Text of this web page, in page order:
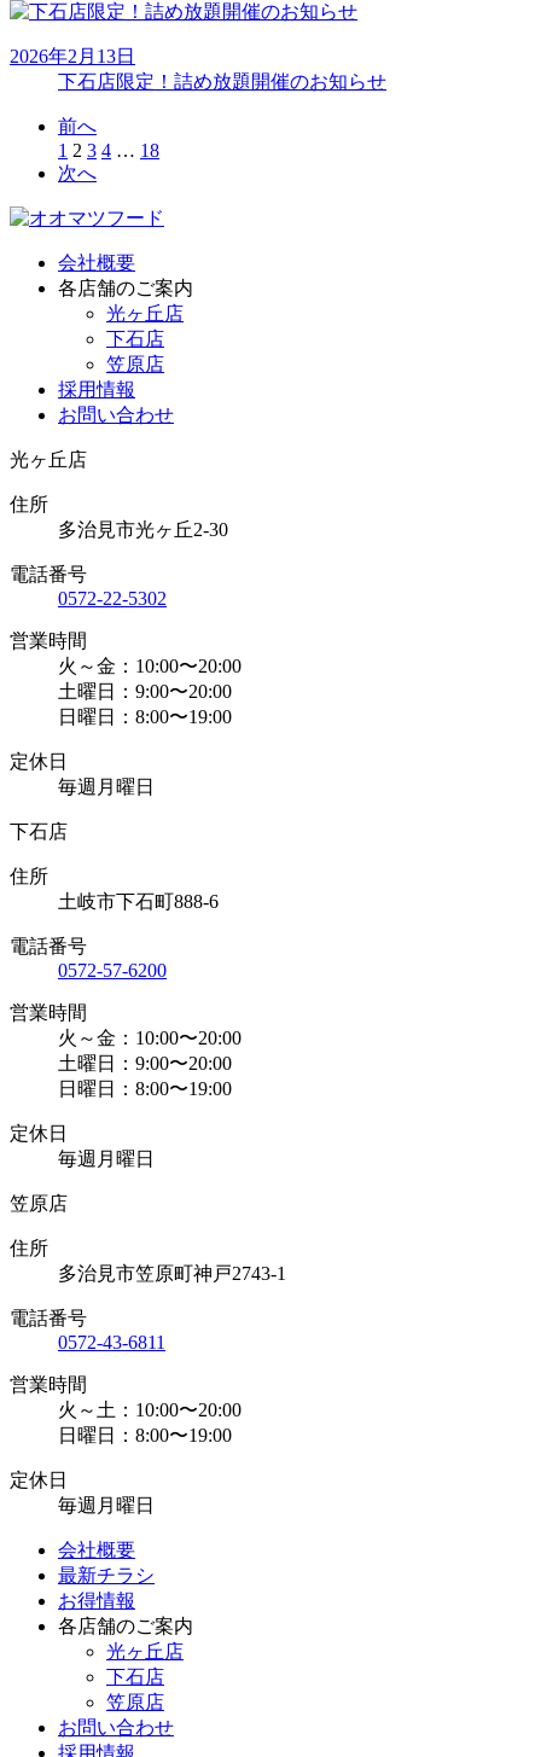
2026年2月13日
下石店限定！詰め放題開催のお知らせ
前へ
1 2 3 4 … 18
次へ
会社概要
各店舗のご案内
光ヶ丘店
下石店
笠原店
採用情報
お問い合わせ
光ヶ丘店
住所
多治見市光ヶ丘2-30
電話番号
0572-22-5302
営業時間
火～金：10:00〜20:00
土曜日：9:00〜20:00
日曜日：8:00〜19:00
定休日
毎週月曜日
下石店
住所
土岐市下石町888-6
電話番号
0572-57-6200
営業時間
火～金：10:00〜20:00
土曜日：9:00〜20:00
日曜日：8:00〜19:00
定休日
毎週月曜日
笠原店
住所
多治見市笠原町神戸2743-1
電話番号
0572-43-6811
営業時間
火～土：10:00〜20:00
日曜日：8:00〜19:00
定休日
毎週月曜日
会社概要
最新チラシ
お得情報
各店舗のご案内
光ヶ丘店
下石店
笠原店
お問い合わせ
採用情報